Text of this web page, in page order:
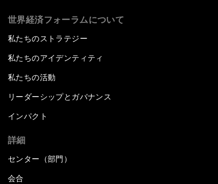
世界経済フォーラムについて
私たちのストラテジー
私たちのアイデンティティ
私たちの活動
リーダーシップとガバナンス
インパクト
詳細
センター（部門）
会合